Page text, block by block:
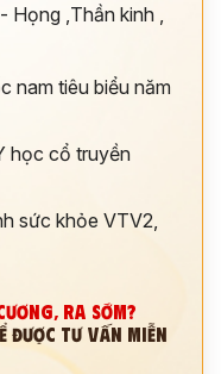
Họng Thần kinh
nam tiêu biểu năm
học cổ truyền
sức khỏe VTV2,
RA SỚM?
ĐƯỢC TƯ VẤN MIỄN